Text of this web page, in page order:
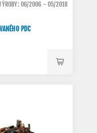
VÝROBY: 06/2006 - 05/2018
PDC